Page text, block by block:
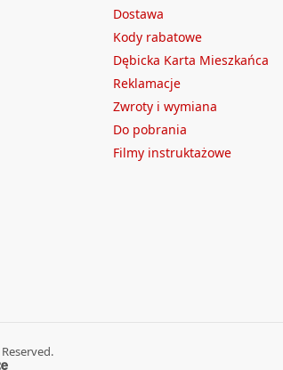
Dostawa
Kody rabatowe
Dębicka Karta Mieszkańca
Reklamacje
Zwroty i wymiana
Do pobrania
Filmy instruktażowe